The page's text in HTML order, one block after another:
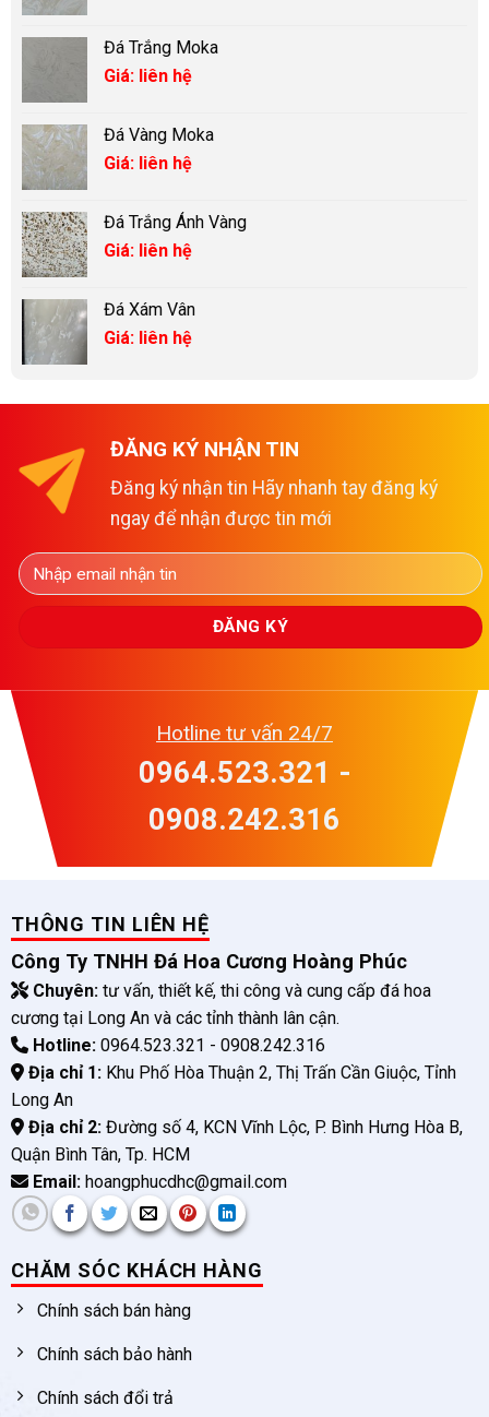
Đá Trắng Moka
Giá: liên hệ
Đá Vàng Moka
Giá: liên hệ
Đá Trắng Ánh Vàng
Giá: liên hệ
Đá Xám Vân
Giá: liên hệ
ĐĂNG KÝ NHẬN TIN
Đăng ký nhận tin Hãy nhanh tay đăng ký
ngay để nhận được tin mới
Hotline tư vấn 24/7
0964.523.321 -
0908.242.316
THÔNG TIN LIÊN HỆ
Công Ty TNHH Đá Hoa Cương Hoàng Phúc
Chuyên:tư vấn, thiết kế, thi công và cung cấp đá hoa
cương tại Long An và các tỉnh thành lân cận.
Hotline:0964.523.321 - 0908.242.316
Địa chỉ 1:Khu Phố Hòa Thuận 2, Thị Trấn Cần Giuộc, Tỉnh
Long An
Địa chỉ 2:Đường số 4, KCN Vĩnh Lộc, P. Bình Hưng Hòa B,
Quận Bình Tân, Tp. HCM
Email:hoangphucdhc@gmail.com
CHĂM SÓC KHÁCH HÀNG
Chính sách bán hàng
Chính sách bảo hành
Chính sách đổi trả